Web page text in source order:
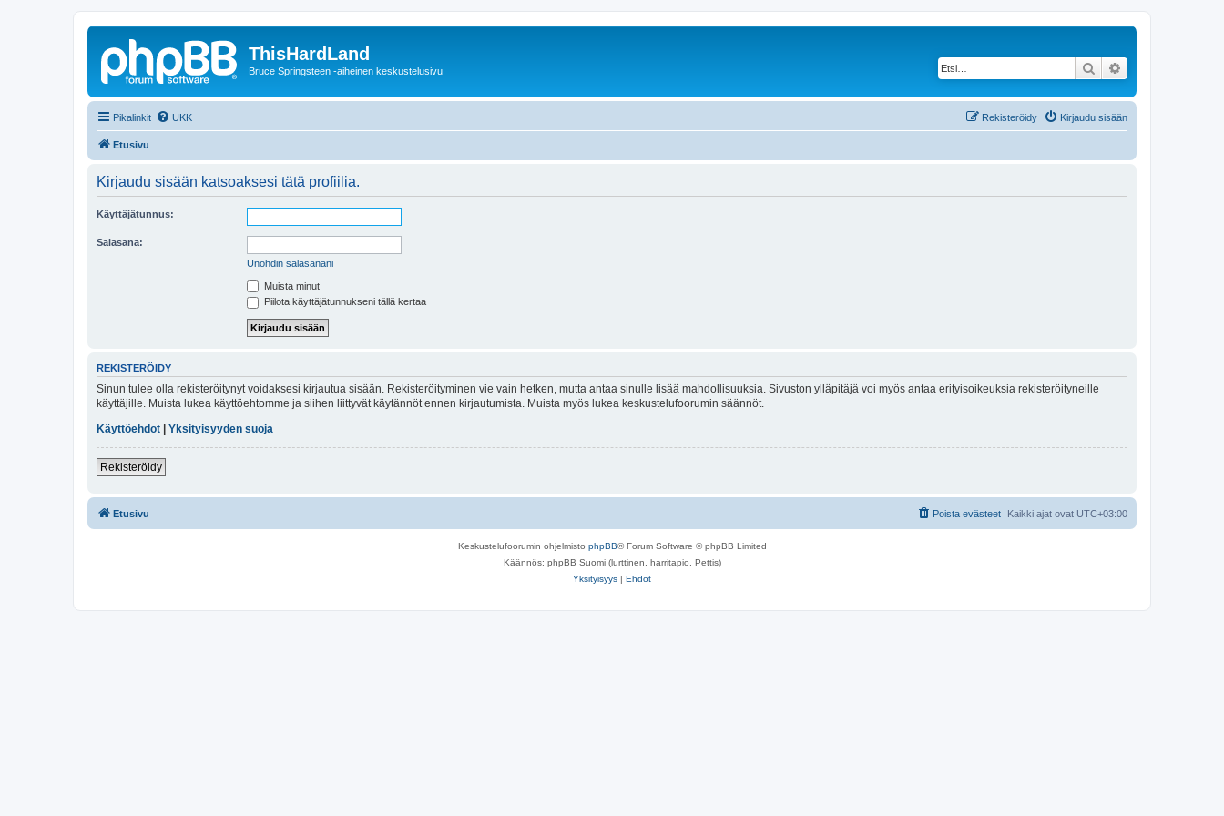
ThisHardLand
Bruce Springsteen -aiheinen keskustelusivu Etsi
Pikalinkit UKK Kirjaudu sisään
Rekisteröidy
Etusivu
Kirjaudu sisään katsoaksesi tätä profiilia.
Käyttäjätunnus:
Salasana:
Unohdin salasanani
Muista minut
Piilota käyttäjätunnukseni tällä kertaa
REKISTERÖIDY
Sinun tulee olla rekisteröitynyt voidaksesi kirjautua sisään. Rekisteröityminen vie vain hetken, mutta antaa sinulle lisää mahdollisuuksia. Sivuston ylläpitäjä voi myös antaa erityisoikeuksia rekisteröityneille
käyttäjille. Muista lukea käyttöehtomme ja siihen liittyvät käytännöt ennen kirjautumista. Muista myös lukea keskustelufoorumin säännöt.
Käyttöehdot
Yksityisyyden suoja
Rekisteröidy
Etusivu Kaikki ajat ovat UTC+03:00
Poista evästeet
Keskustelufoorumin ohjelmisto phpBB® Forum Software © phpBB Limited
Käännös: phpBB Suomi (lurttinen, harritapio, Pettis)
Yksityisyys | Ehdot